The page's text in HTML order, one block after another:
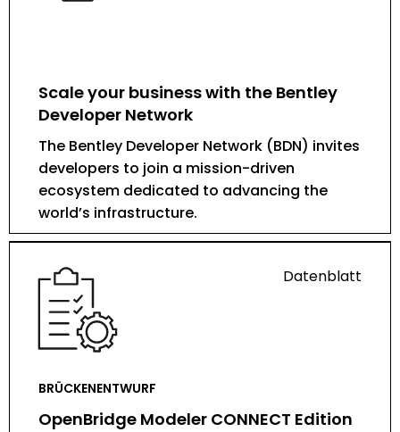
Scale your business with the Bentley
Developer Network
The Bentley Developer Network (BDN) invites
developers to join a mission-driven
ecosystem dedicated to advancing the
world’s infrastructure.
Datenblatt
BRÜCKENENTWURF
OpenBridge Modeler CONNECT Edition